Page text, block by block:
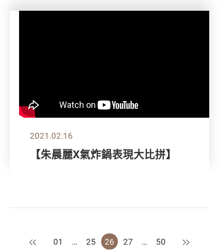
2021.02.16
【朱晨麗X氣炸鍋表現大比拼】
上一頁
01 … 25 26 27 … 50 下一頁